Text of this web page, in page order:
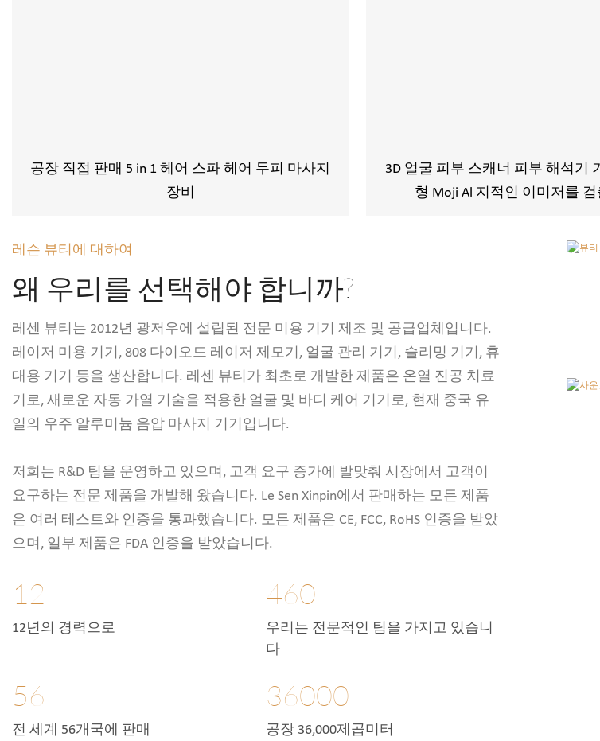
공장 직접 판매 5 in 1 헤어 스파 헤어 두피 마사지
장비
3D 얼굴 피부 스캐너 피부 해석기
형 Moji Al 지적인 이미저를
레슨 뷰티에 대하여
왜 우리를 선택해야 합니까?
레센 뷰티는 2012년 광저우에 설립된 전문 미용 기기 제조 및 공급업체입니다.
레이저 미용 기기, 808 다이오드 레이저 제모기, 얼굴 관리 기기, 슬리밍 기기, 휴
대용 기기 등을 생산합니다. 레센 뷰티가 최초로 개발한 제품은 온열 진공 치료
기로, 새로운 자동 가열 기술을 적용한 얼굴 및 바디 케어 기기로, 현재 중국 유
일의 우주 알루미늄 음압 마사지 기기입니다.
저희는 R&D 팀을 운영하고 있으며, 고객 요구 증가에 발맞춰 시장에서 고객이
요구하는 전문 제품을 개발해 왔습니다. Le Sen Xinpin에서 판매하는 모든 제품
은 여러 테스트와 인증을 통과했습니다. 모든 제품은 CE, FCC, RoHS 인증을 받았
으며, 일부 제품은 FDA 인증을 받았습니다.
12
12년의 경력으로
460
우리는 전문적인 팀을 가지고 있습니
다
56
전 세계 56개국에 판매
36000
공장 36,000제곱미터